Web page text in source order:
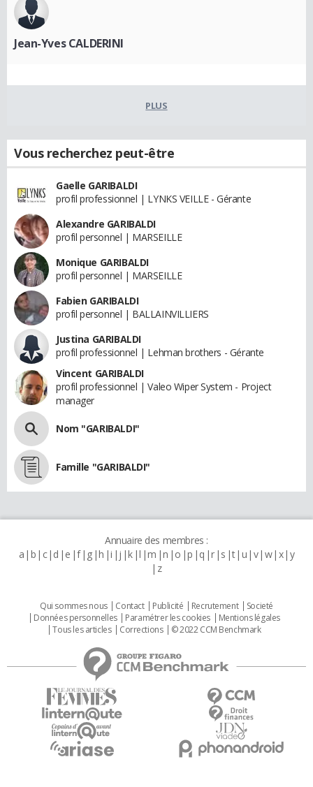
Jean-Yves CALDERINI
PLUS
Vous recherchez peut-être
Gaelle GARIBALDI
profil professionnel | LYNKS VEILLE - Gérante
Alexandre GARIBALDI
profil personnel | MARSEILLE
Monique GARIBALDI
profil personnel | MARSEILLE
Fabien GARIBALDI
profil personnel | BALLAINVILLIERS
Justina GARIBALDI
profil professionnel | Lehman brothers - Gérante
Vincent GARIBALDI
profil professionnel | Valeo Wiper System - Project
manager
Nom "GARIBALDI"
Famille "GARIBALDI"
Annuaire des membres :
a b c d e f g h i j k l m n o p q r s t u v w x y
z
Qui sommes nous Contact Publicité Recrutement
Societé
Données personnelles
Paramétrer les cookies
Mentions légales
Tous les articles
Corrections © 2022 CCM Benchmark